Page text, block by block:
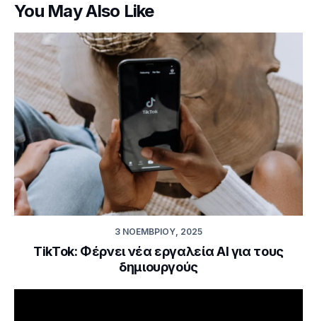
You May Also Like
3 ΝΟΕΜΒΡΊΟΥ, 2025
TikTok: Φέρνει νέα εργαλεία ΑΙ για τους
δημιουργούς